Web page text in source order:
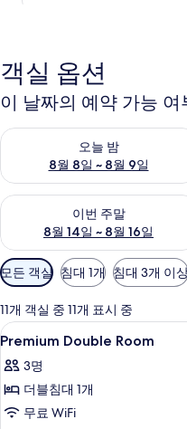
객실 옵션
이 날짜의 예약 가능 여
오늘 밤
8월 8일 ~ 8월 9일
오늘 밤 예약 가능 여부 확인,
이번 주말
8월 14일 ~ 8월 16일
이번 주말 예약 가능 여부 확인
객
실
에
사
용
가
능
한
모든 객실 침대 1개 침대 3개 이
11개 객실 중 11개 표시 중
Premium
Double
Room
사
진
8
Premium Double Room
3명
더블침대 1개
무료 WiFi